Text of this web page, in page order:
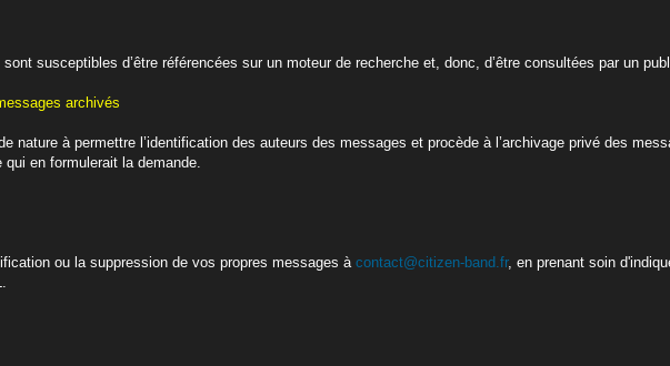
susceptibles d’être référencées sur un moteur de recherche et, donc, d’être consultées par un
archivés
nature à permettre l’identification des auteurs des messages et procède à l’archivage privé des
qui en formulerait la demande.
ou la suppression de vos propres messages à contact@citizen-band.fr, en prenant soin